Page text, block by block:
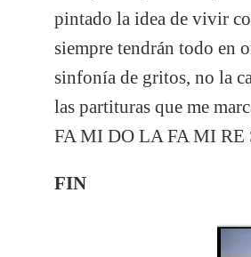
pintado la idea de vivir
siempre tendrán todo en
sinfonía de gritos, no la
las partituras que me
FA MI DO LA FA MI RE
FIN